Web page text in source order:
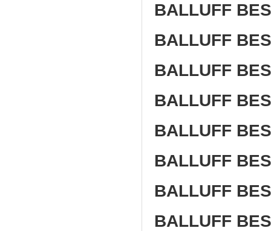
BALLUFF
BALLUFF
BALLUFF
BALLUFF
BALLUFF
BALLUFF
BALLUFF
BALLUFF